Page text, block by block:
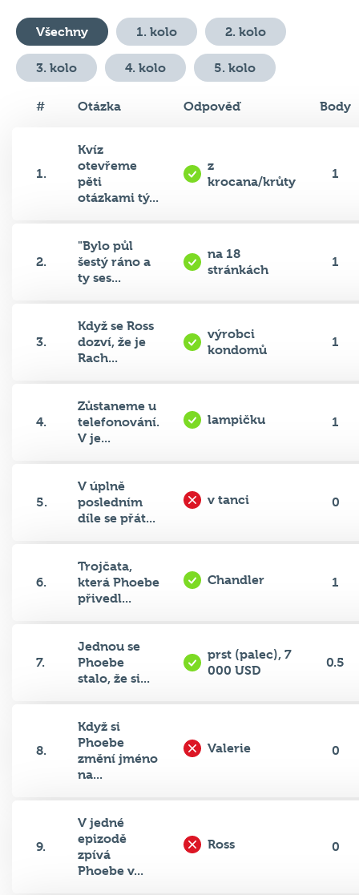
Všechny 1. kolo 2. kolo
3. kolo 4. kolo 5. kolo
# Otázka Odpověď Body
1.
Kvíz
otevřeme
pěti
otázkami tý...
z
krocana/krůty
1
2.
"Bylo půl
šestý ráno a
ty ses...
na 18
stránkách
1
3.
Když se Ross
dozví, že je
Rach...
výrobci
kondomů
1
4.
Zůstaneme u
telefonování.
V je...
lampičku 1
5.
V úplně
posledním
díle se přát...
v tanci 0
6.
Trojčata,
která Phoebe
přivedl...
Chandler 1
7.
Jednou se
Phoebe
stalo, že si...
prst (palec), 7
000 USD
0.5
8.
Když si
Phoebe
změní jméno
na...
Valerie 0
9.
V jedné
epizodě
zpívá
Phoebe v...
Ross 0